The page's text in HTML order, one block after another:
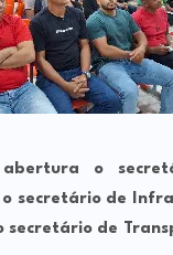
o
secretário de
secretário de